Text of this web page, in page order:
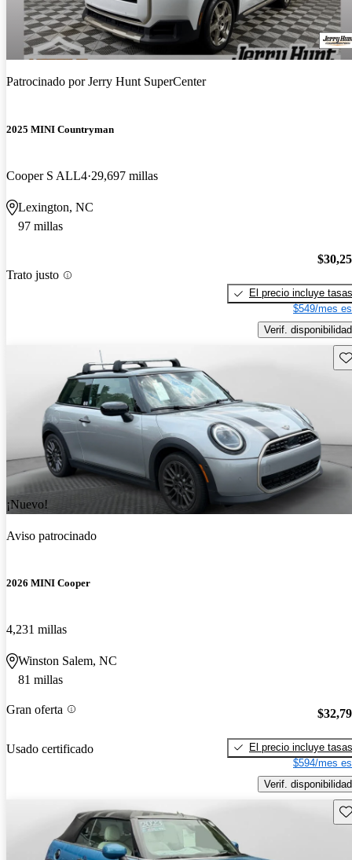
Patrocinado porJerry Hunt SuperCenter
2025 MINI Countryman
Cooper S ALL4 29,697 millas
Lexington, NC
97 millas
Trato justo
El precio incluye tasas
$549/mes
Verif. disponibilidad
¡Nuevo!
Aviso patrocinado
2026 MINI Cooper
4,231 millas
Winston Salem, NC
81 millas
Gran oferta
Usado certificado
El precio incluye tasas
$594/mes
Verif. disponibilidad